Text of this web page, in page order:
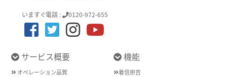
いますぐ電話 : 0120-972-655
サービス概要
オペレーション品質
機能
着信拒否